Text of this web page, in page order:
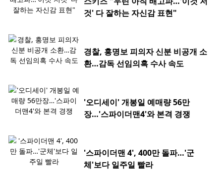
것' 다 잘하는 자신감 표현"
경찰, 홍명보 피의자 신분 비공개 소
환…감독 선임의혹 수사 속도
'오디세이' 개봉일 예매량 56만
장…'스파이더맨4'와 본격 경쟁
'스파이더맨 4', 400만 돌파…'군
체'보다 일주일 빨라